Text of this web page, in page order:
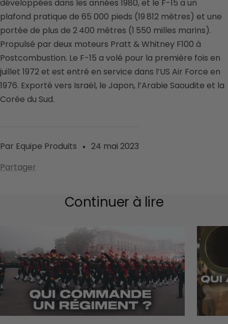
Par Equipe Produits
24 mai 2023
Partager
développées dans les années 1980, et le F-15 a un
plafond pratique de 65 000 pieds (19 812 mètres) et une
portée de plus de 2 400 mètres (1 550 milles marins).
Propulsé par deux moteurs Pratt & Whitney F100 à
Postcombustion. Le F-15 a volé pour la première fois en
juillet 1972 et est entré en service dans l’US Air Force en
1976. Exporté vers Israël, le Japon, l’Arabie Saoudite et la
Corée du Sud.
Continuer à lire